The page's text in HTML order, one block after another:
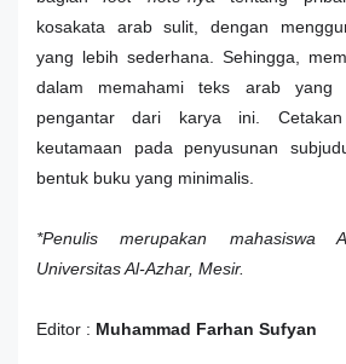
kosakata arab sulit, dengan
yang lebih sederhana. Sehingga,
dalam memahami teks arab yang
pengantar dari karya ini.
keutamaan pada penyusunan
bentuk buku yang minimalis.
*Penulis merupakan mahasiswa
Universitas Al-Azhar, Mesir.
Editor : Muhammad Farhan Sufyan